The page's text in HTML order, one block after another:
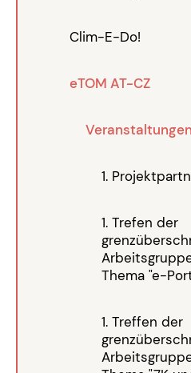
Clim-E-Do!
eTOM AT-CZ
Veranstaltungen
1.
1. Trefen der
Thema "e-
1. Treffen der